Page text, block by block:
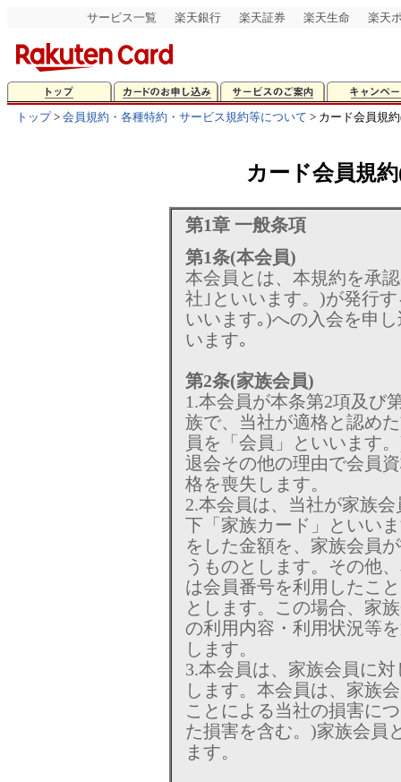
サービス一覧 楽天銀行 楽天証券 楽天生命 楽天
トップ> 会員規約・各種特約・サービス規約等について > カード会員規
カード会員規
第1章 一般条項
第1条(本会員)
本会員とは、本規約を承
社｣といいます。)が発行
いいます｡)への入会を申
います｡
第2条(家族会員)
1.本会員が本条第2項及び
族で、当社が適格と認め
員を「会員」といいます
退会その他の理由で会員
格を喪失します。
2.本会員は、当社が家族
下「家族カード」といい
をした金額を、家族会員
うものとします。その他
は会員番号を利用したこ
とします。この場合、家
の利用内容・利用状況等
します。
3.本会員は、家族会員に
します。本会員は、家族
ことによる当社の損害に
た損害を含む。)家族会員
ます。